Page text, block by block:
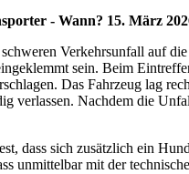
- Wann? 15. März
Verkehrsunfall auf
sein. Beim
Das Fahrzeug lag
verlassen. Nachdem die
dass sich zusätzlich ein
unmittelbar mit der